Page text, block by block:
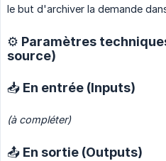
le but d'archiver la demande
⚙️ Paramètres
source)
📥 En entrée (Inputs)
(à compléter)
📤 En sortie (Outputs)